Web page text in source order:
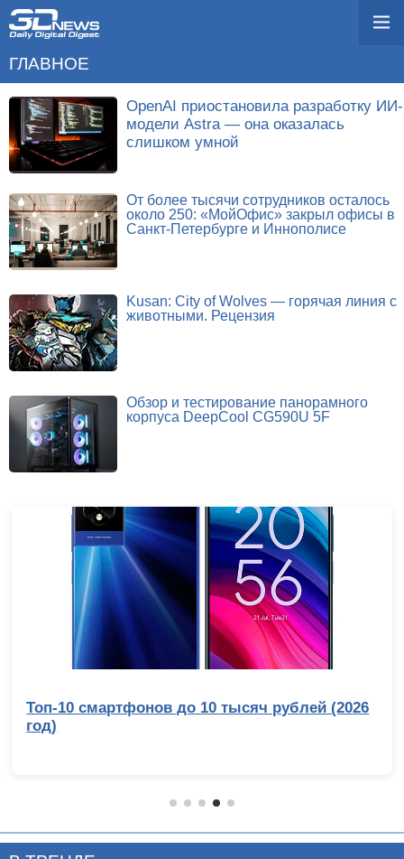
ГЛАВНОЕ
OpenAI приостановила разработку ИИ-
модели Astra — она оказалась
слишком умной
От более тысячи сотрудников осталось
около 250: «МойОфис» закрыл офисы в
Санкт-Петербурге и Иннополисе
Kusan: City of Wolves — горячая линия с
животными. Рецензия
Обзор и тестирование панорамного
корпуса DeepCool CG590U 5F
Топ-10 смартфонов до 10 тысяч рублей (2026
год)